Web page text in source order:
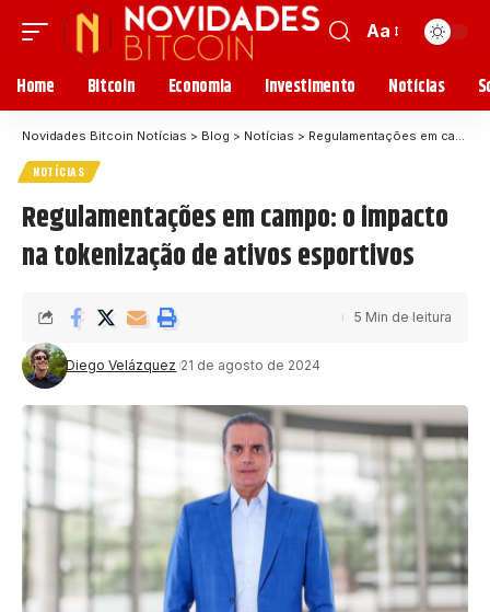
Aa
Home Bitcoin Economia Investimento Notícias
Novidades Bitcoin Notícias > Blog > Notícias > Regulamentações em campo: o impacto na tokenização de ativos esportivos
NOTÍCIAS
Regulamentações em campo: o impacto
na tokenização de ativos esportivos
Diego Velázquez 21 de agosto de 2024
5 Min de leitura